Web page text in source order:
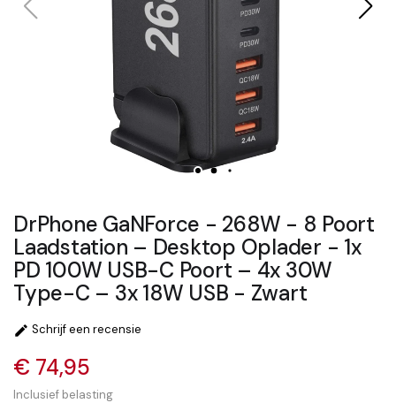
DrPhone GaNForce - 268W - 8 Poort
Laadstation – Desktop Oplader - 1x
PD 100W USB-C Poort – 4x 30W
Type-C – 3x 18W USB - Zwart
 Schrijf een recensie
€ 74,95
Inclusief belasting